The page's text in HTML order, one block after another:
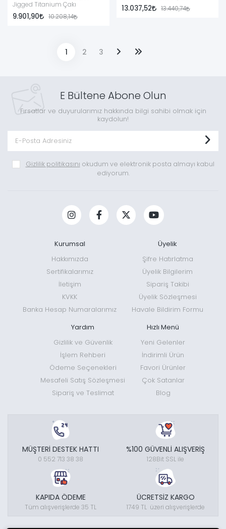
Jigged Titanium Çakı
9.901,90 10.208,14
13.037,52 13.440,74
1 2 3
E Bültene Abone Olun
Fırsatlar ve duyurularımız hakkında bilgi sahibi olmak için
kaydolun!
Gizlilik politikasını okudum ve elektronik posta almayı kabul
ediyorum.
Kurumsal
Hakkımızda
Sertifikalarımız
İletişim
KVKK
Banka Hesap Numaralarımız
Üyelik
Şifre Hatırlatma
Üyelik Bilgilerim
Sipariş Takibi
Üyelik Sözleşmesi
Havale Bildirim Formu
Yardım
Gizlilik ve Güvenlik
İşlem Rehberi
Ödeme Seçenekleri
Mesafeli Satış Sözleşmesi
Sipariş ve Teslimat
Hızlı Menü
Yeni Gelenler
İndirimli Ürün
Favori Ürünler
Çok Satanlar
Blog
MÜŞTERİ DESTEK HATTI
0 552 713 38 38
%100 GÜVENLİ ALIŞVERİŞ
128Bit SSL ile
KAPIDA ÖDEME
Tüm alışverişlerde 35 TL
ÜCRETSİZ KARGO
1749 TL üzeri alışverişlerde